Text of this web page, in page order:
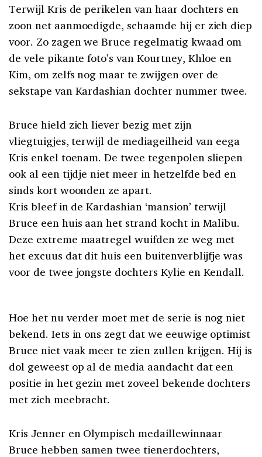
Terwijl Kris de perikelen van haar dochters en
zoon net aanmoedigde, schaamde hij er zich diep
voor. Zo zagen we Bruce regelmatig kwaad om
de vele pikante foto’s van Kourtney, Khloe en
Kim, om zelfs nog maar te zwijgen over de
sekstape van Kardashian dochter nummer twee.
Bruce hield zich liever bezig met zijn
vliegtuigjes, terwijl de mediageilheid van eega
Kris enkel toenam. De twee tegenpolen sliepen
ook al een tijdje niet meer in hetzelfde bed en
sinds kort woonden ze apart.
Kris bleef in de Kardashian ‘mansion’ terwijl
Bruce een huis aan het strand kocht in Malibu.
Deze extreme maatregel wuifden ze weg met
het excuus dat dit huis een buitenverblijfje was
voor de twee jongste dochters Kylie en Kendall.
Hoe het nu verder moet met de serie is nog niet
bekend. Iets in ons zegt dat we eeuwige optimist
Bruce niet vaak meer te zien zullen krijgen. Hij is
dol geweest op al de media aandacht dat een
positie in het gezin met zoveel bekende dochters
met zich meebracht.
Kris Jenner en Olympisch medaillewinnaar
Bruce hebben samen twee tienerdochters,